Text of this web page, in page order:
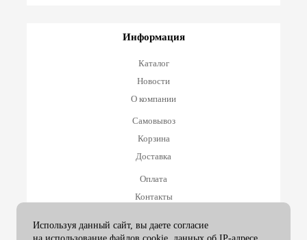
Информация
Каталог
Новости
О компании
Самовывоз
Корзина
Доставка
Оплата
Контакты
Используя данный сайт, вы даете согласие